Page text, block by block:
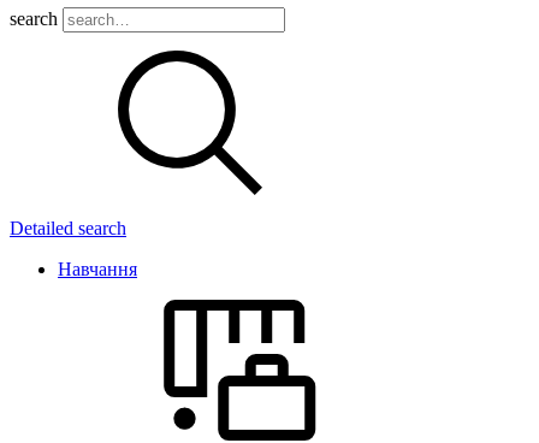
search
Detailed search
Навчання